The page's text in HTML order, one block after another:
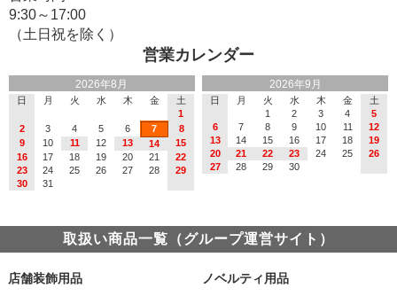
営業カレンダー
2026年8月
日 月 火 水 木 金
土
1
2
3 4 5 6 7
8
9
10 11 12 13 14
15
16
17 18 19 20 21
22
23
24 25 26 27 28
29
30
31
2026年9月
日 月 火 水 木 金
土
1
2 3 4
5
6
7 8 9 10 11
12
13
14 15 16 17 18
19
20
21 22 23 24 25
26
27
28 29 30
9:30～17:00
（土日祝を除く）
取扱い商品一覧（グループ運営サイト）
店舗装飾用品 ノベルティ用品